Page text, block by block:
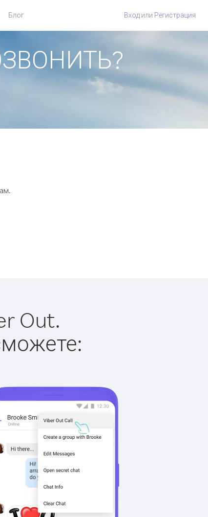
Блог Вход или Регистрация
Out.